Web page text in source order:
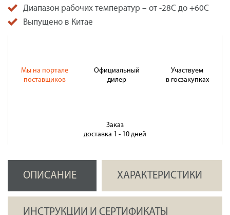
Диапазон рабочих температур – от -28С до +60С
Выпущено в Китае
Мы на портале
поставщиков
Официальный
дилер
Участвуем
в госзакупках
Заказ
доставка 1 - 10 дней
ОПИСАНИЕ ХАРАКТЕРИСТИКИ
ИНСТРУКЦИИ И СЕРТИФИКАТЫ